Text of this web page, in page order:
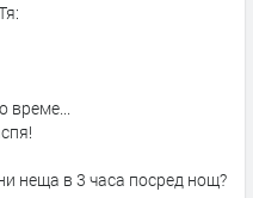
време...
неща в 3 часа посред нощ?